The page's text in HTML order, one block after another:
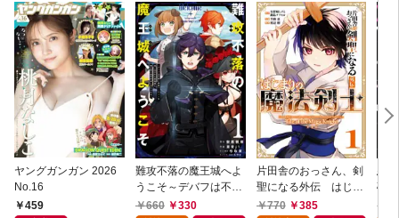
ヤングガンガン 2026
No.16
459
難攻不落の魔王城へよ
うこそ～デバフは不要
と勇者パーティーを追
660 330
片田舎のおっさん、剣
聖になる外伝 はじま
りの魔法剣士 1巻
770 385
悪
破
叩